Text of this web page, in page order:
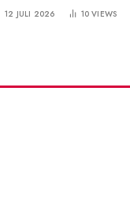
12 JULI 2026 10VIEWS